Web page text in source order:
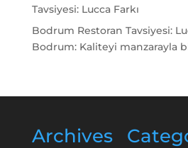
Tavsiyesi: Lucca Farkı
Bodrum Restoran Tavsiyesi:
Bodrum: Kaliteyi manzarayla
Archives